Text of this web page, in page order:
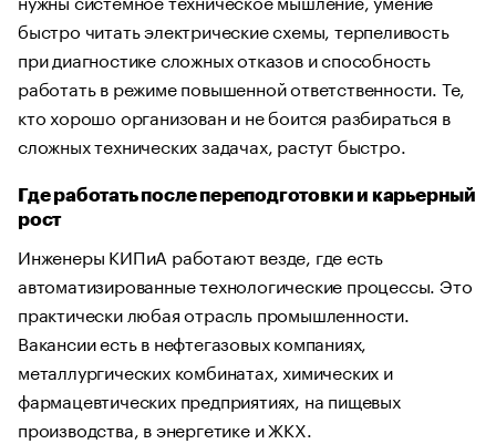
быстро читать электрические схемы, терпеливость
при диагностике сложных отказов и способность
работать в режиме повышенной ответственности. Те,
кто хорошо организован и не боится разбираться в
сложных технических задачах, растут быстро.
Где работать после переподготовки и карьерный
рост
Инженеры КИПиА работают везде, где есть
автоматизированные технологические процессы. Это
практически любая отрасль промышленности.
Вакансии есть в нефтегазовых компаниях,
металлургических комбинатах, химических и
фармацевтических предприятиях, на пищевых
производства, в энергетике и ЖКХ.